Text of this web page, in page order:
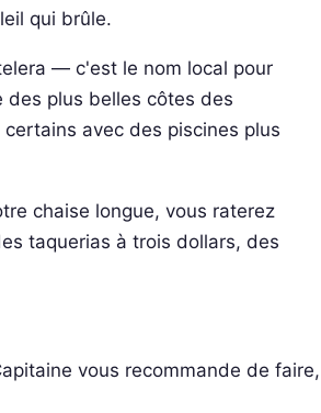
qui brûle.
— c'est le nom local pour
plus belles côtes des
avec des piscines plus
chaise longue, vous raterez
taquerias à trois dollars, des
vous recommande de faire,